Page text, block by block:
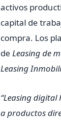
activos
capital de
compra. Los
de Leasing de
Leasing
“Leasing
a productos